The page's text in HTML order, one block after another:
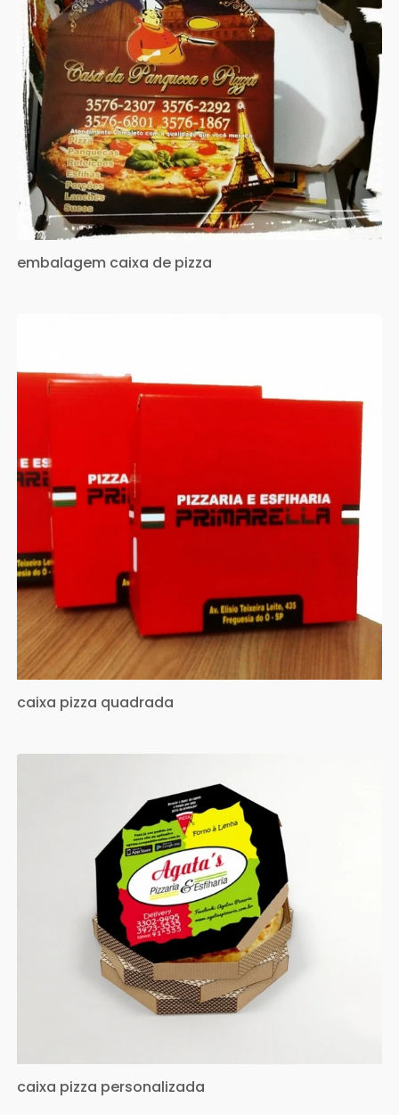
embalagem caixa de pizza
caixa pizza quadrada
caixa pizza personalizada